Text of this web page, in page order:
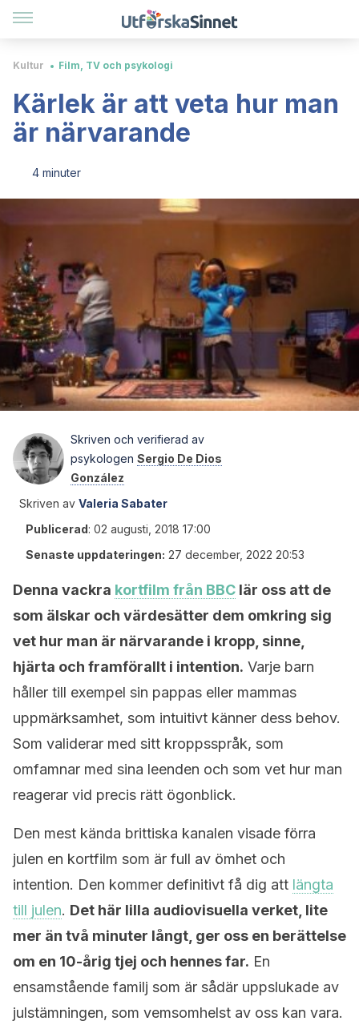
Kultur Film, TV och psykologi
Kärlek är att veta hur man
är närvarande
4 minuter
Skriven och verifierad av
psykologen Sergio De Dios
González
Skriven av Valeria Sabater
Publicerad: 02 augusti, 2018 17:00
Senaste uppdateringen: 27 december, 2022 20:53
Denna vackra kortfilm från BBC lär oss att de
som älskar och värdesätter dem omkring sig
vet hur man är närvarande i kropp, sinne,
hjärta och framförallt i intention. Varje barn
håller till exempel sin pappas eller mammas
uppmärksamhet, som intuitivt känner dess behov.
Som validerar med sitt kroppsspråk, som
omfamnar med sina leenden och som vet hur man
reagerar vid precis rätt ögonblick.
Den mest kända brittiska kanalen visade förra
julen en kortfilm som är full av ömhet och
intention. Den kommer definitivt få dig att längta
till julen. Det här lilla audiovisuella verket, lite
mer än två minuter långt, ger oss en berättelse
om en 10-årig tjej och hennes far. En
ensamstående familj som är sådär uppslukade av
julstämningen, som vemsomhelst av oss kan vara.